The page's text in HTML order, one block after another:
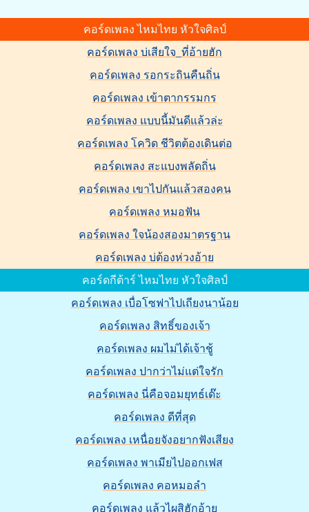
คอร์ดเพลง ไหมไทย หัวใจศิลป์
คอร์ดเพลง บ่เสียใจ_ที่อ้ายฮัก
คอร์ดเพลง รอกระถินคืนถิ่น
คอร์ดเพลง เข้าตากรรมกร
คอร์ดเพลง แบบนี้มันดีแล้วล่ะ
คอร์ดเพลง โควิด ชีวิตต้องเดินต่อ
คอร์ดเพลง สะแบงพลัดถิ่น
คอร์ดเพลง เขาไปกันแล้วสองคน
คอร์ดเพลง หมอฟัน
คอร์ดเพลง ใจน้องสองมาตรฐาน
คอร์ดเพลง บ่ต้องห่วงอ้าย
คอร์ดกีต้าร์ ไหมไทย หัวใจศิลป์
คอร์ดเพลง เบื่อโซฟาไปเถียงนาน้อย
คอร์ดเพลง สิทธิ์ของเจ้า
คอร์ดเพลง ผมไม่ได้เจ้าชู้
คอร์ดเพลง ปากว่าไม่แต่ใจรัก
คอร์ดเพลง นี่คือจอมยุทธ์เด๊ะ
คอร์ดเพลง ดีที่สุด
คอร์ดเพลง เหนื่อยจังอยากฟังเสียง
คอร์ดเพลง พาเมียไปออกเฟส
คอร์ดเพลง คอหมอลำ
คอร์ดเพลง แล้วไผสิฮักอ้าย